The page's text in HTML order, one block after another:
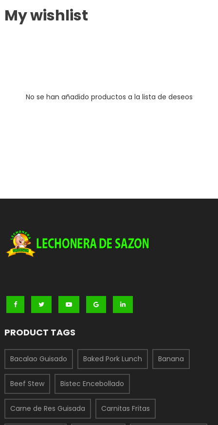
My wishlist
No se han añadido productos a la lista de deseos
PRODUCT TAGS
Bacalao Guisado Baked Pork Lunch Banana
Beef Stew Bistec Encebollado
Carne de Res Guisada Carnitas Fritas